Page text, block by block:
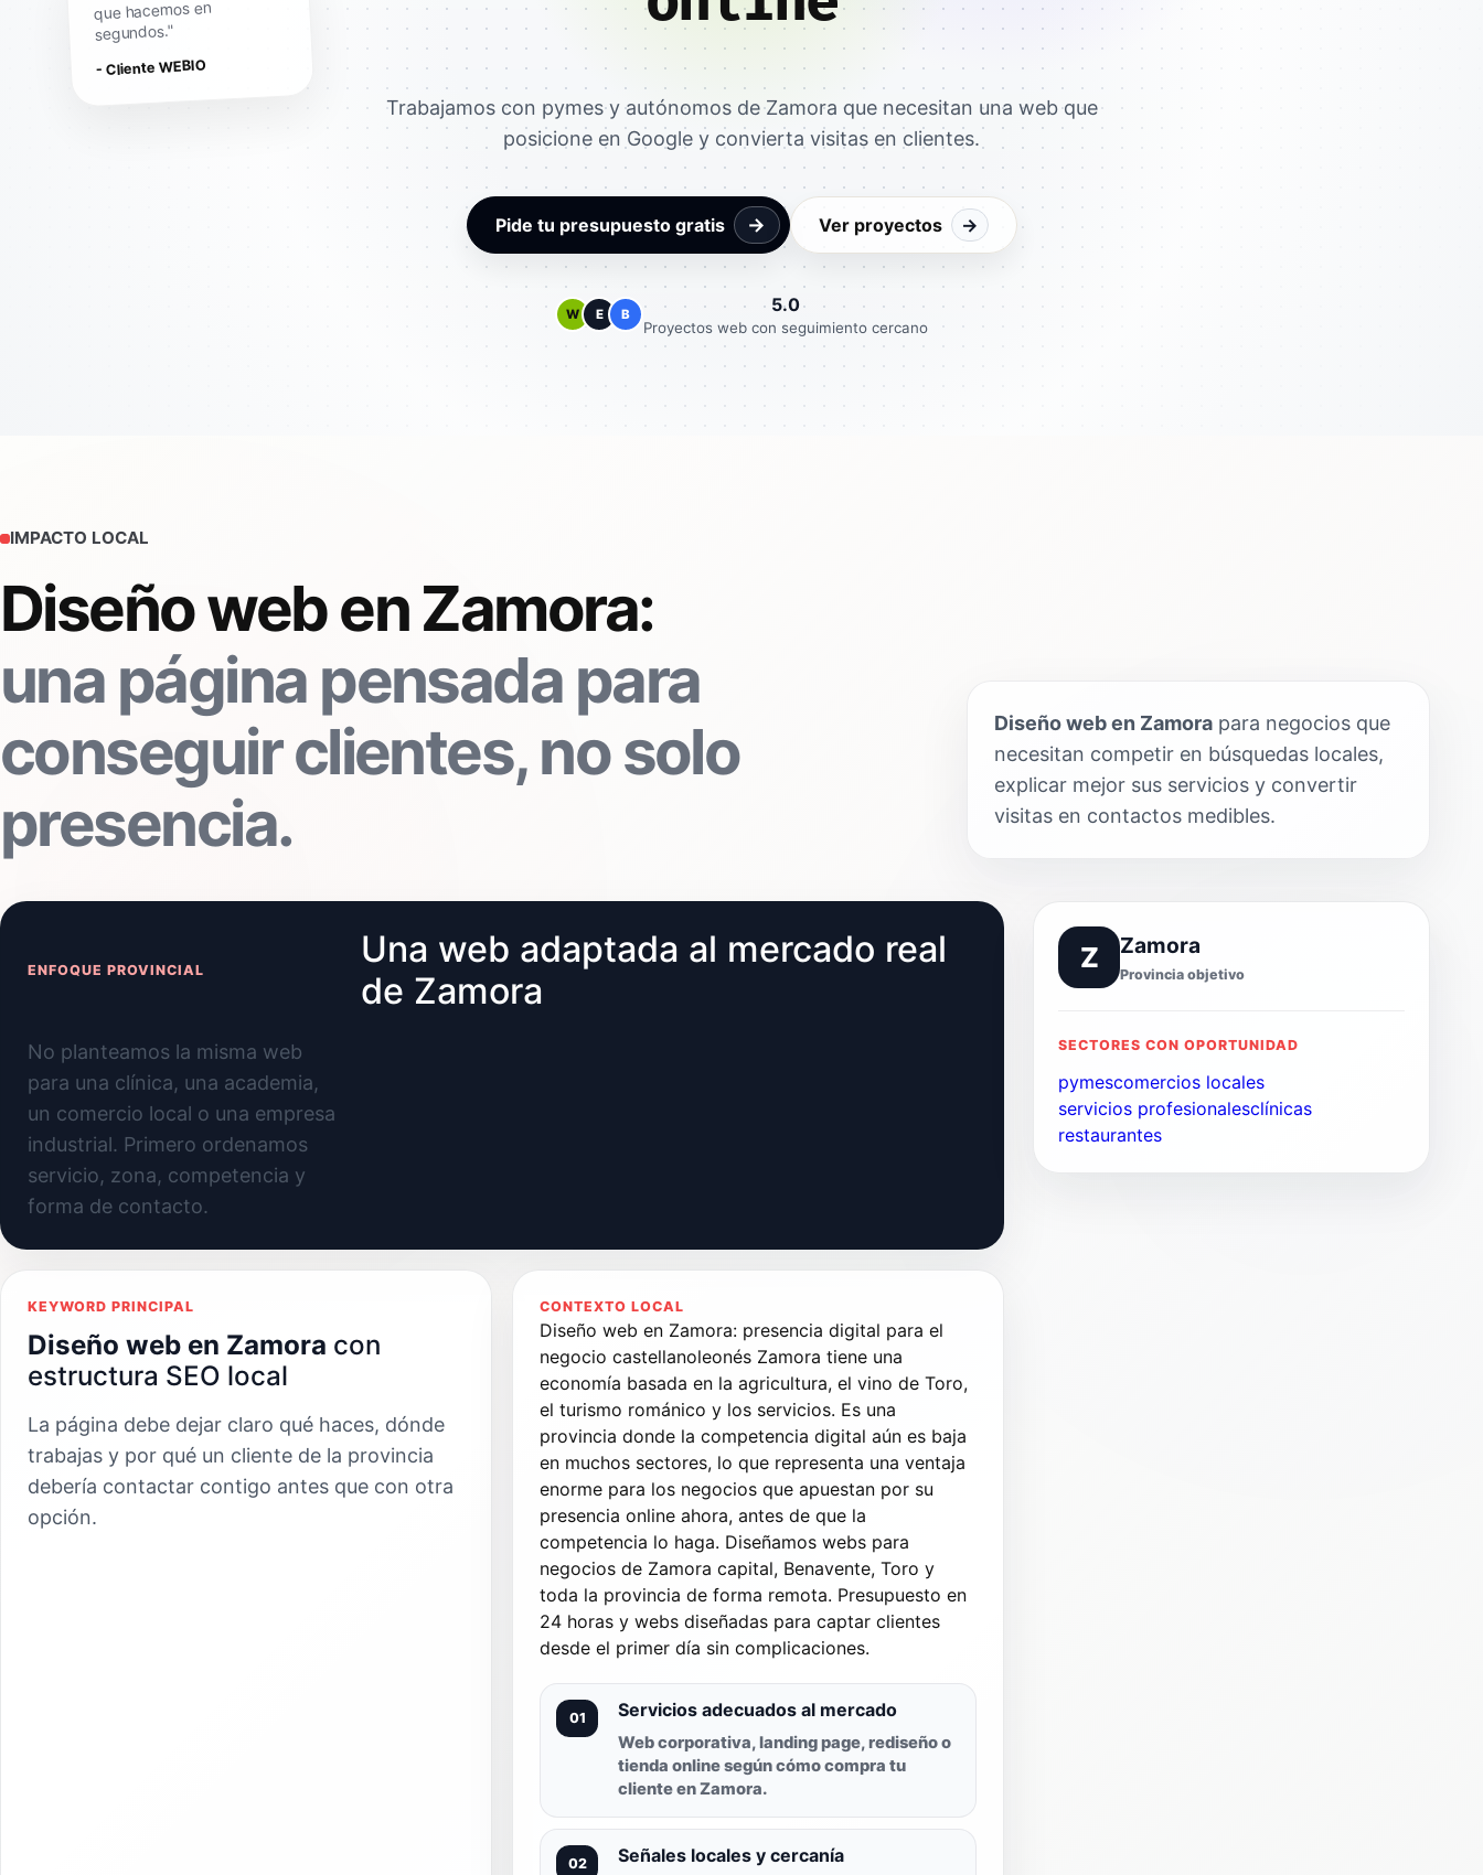
que hacemos en
segundos."
- Cliente WEBIO
Trabajamos con pymes y autónomos de Zamora que necesitan una web que
posicione en Google y convierta visitas en clientes.
Pide tu presupuesto gratis → Ver proyectos →
W E B 5.0
Proyectos web con seguimiento cercano
IMPACTO LOCAL
Diseño web en Zamora:
una página pensada para
conseguir clientes, no solo
presencia.
Diseño web en Zamora para negocios que
necesitan competir en búsquedas locales,
explicar mejor sus servicios y convertir
visitas en contactos medibles.
ENFOQUE PROVINCIAL
Una web adaptada al mercado real
de Zamora
No planteamos la misma web
para una clínica, una academia,
un comercio local o una empresa
industrial. Primero ordenamos
servicio, zona, competencia y
forma de contacto.
KEYWORD PRINCIPAL
Diseño web en Zamora con
estructura SEO local
La página debe dejar claro qué haces, dónde
trabajas y por qué un cliente de la provincia
debería contactar contigo antes que con otra
opción.
CONTEXTO LOCAL
Diseño web en Zamora: presencia digital para el
negocio castellanoleonés Zamora tiene una
economía basada en la agricultura, el vino de Toro,
el turismo románico y los servicios. Es una
provincia donde la competencia digital aún es baja
en muchos sectores, lo que representa una ventaja
enorme para los negocios que apuestan por su
presencia online ahora, antes de que la
competencia lo haga. Diseñamos webs para
negocios de Zamora capital, Benavente, Toro y
toda la provincia de forma remota. Presupuesto en
24 horas y webs diseñadas para captar clientes
desde el primer día sin complicaciones.
01 Servicios adecuados al mercado
Web corporativa, landing page, rediseño o
tienda online según cómo compra tu
cliente en Zamora.
02 Señales locales y cercanía
Z Zamora
Provincia objetivo
SECTORES CON OPORTUNIDAD
pymescomercios locales
servicios profesionalesclínicas
restaurantes